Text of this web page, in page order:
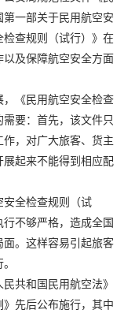
一部关于民用航空安
查规则（试行）》在
及保障航空安全方面
《民用航空安全检查
要：首先，该文件只
，对广大旅客、货主
起来不能得到相应配
全检查规则（试
不够严格，造成全国
。这样容易引起旅客
共和国民用航空法》
先后公布施行，其中